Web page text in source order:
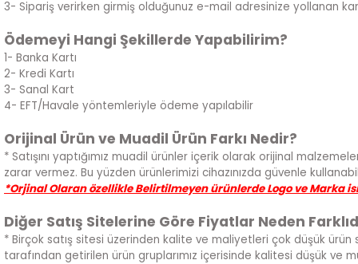
3- Sipariş verirken girmiş olduğunuz e-mail adresinize yollanan
Ödemeyi Hangi Şekillerde Yapabilirim?
1- Banka Kartı
2- Kredi Kartı
3- Sanal Kart
4- EFT/Havale yöntemleriyle ödeme yapılabilir
Orijinal Ürün ve Muadil Ürün Farkı Nedir?
* Satışını yaptığımız muadil ürünler içerik olarak orijinal
zarar vermez. Bu yüzden ürünlerimizi cihazınızda güvenle
*Orjinal Olaran özellikle Belirtilmeyen ürünlerde Logo ve Marka
Diğer Satış Sitelerine Göre Fiyatlar Neden
* Birçok satış sitesi üzerinden kalite ve maliyetleri çok düşük ürün
tarafından getirilen ürün gruplarımız içerisinde kalitesi düşük ve